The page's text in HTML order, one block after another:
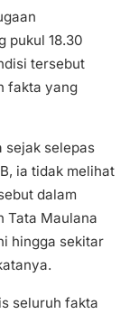
pukul 18.30
tersebut
fakta yang
sejak selepas
ia tidak melihat
dalam
Tata Maulana
hingga sekitar
seluruh fakta